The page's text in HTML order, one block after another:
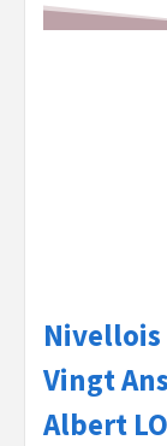
Nivellois
Vingt
Albert